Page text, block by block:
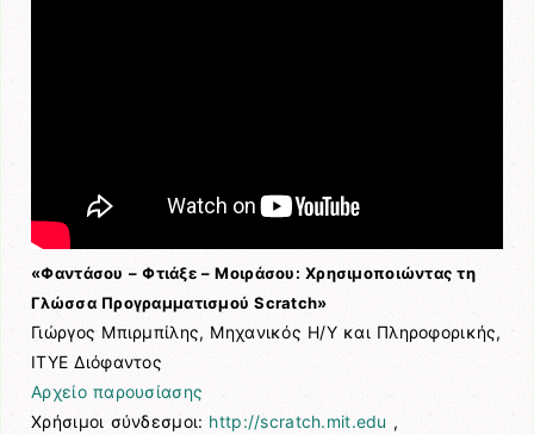
«Φαντάσου – Φτιάξε – Μοιράσου: Χρησιμοποιώντας τη
Γλώσσα Προγραμματισμού Scratch»
Γιώργος Μπιρμπίλης, Μηχανικός Η/Υ και Πληροφορικής,
ΙΤΥΕ Διόφαντος
Αρχείο παρουσίασης
Χρήσιμοι σύνδεσμοι: http://scratch.mit.edu ,